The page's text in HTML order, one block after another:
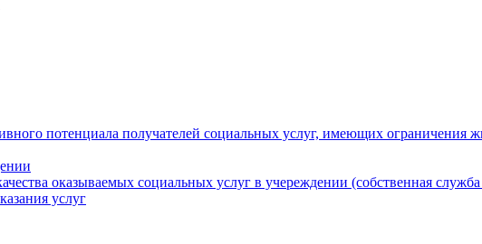
потенциала получателей социальных услуг, имеющих ограничения
оказываемых социальных услуг в учереждении (собственная
услуг